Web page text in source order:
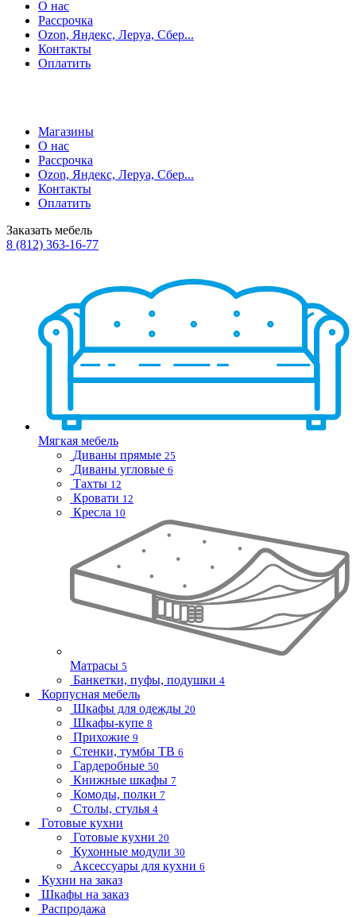
О нас
Рассрочка
Ozon, Яндекс, Леруа, Сбер...
Контакты
Оплатить
Магазины
О нас
Рассрочка
Ozon, Яндекс, Леруа, Сбер...
Контакты
Оплатить
Заказать мебель
8 (812) 363-16-77
Мягкая мебель
Диваны прямые 25
Диваны угловые 6
Тахты 12
Кровати 12
Кресла 10
Матрасы 5
Банкетки, пуфы, подушки 4
Корпусная мебель
Шкафы для одежды 20
Шкафы-купе 8
Прихожие 9
Стенки, тумбы ТВ 6
Гардеробные 50
Книжные шкафы 7
Комоды, полки 7
Столы, стулья 4
Готовые кухни
Готовые кухни 20
Кухонные модули 30
Аксессуары для кухни 6
Кухни на заказ
Шкафы на заказ
Распродажа